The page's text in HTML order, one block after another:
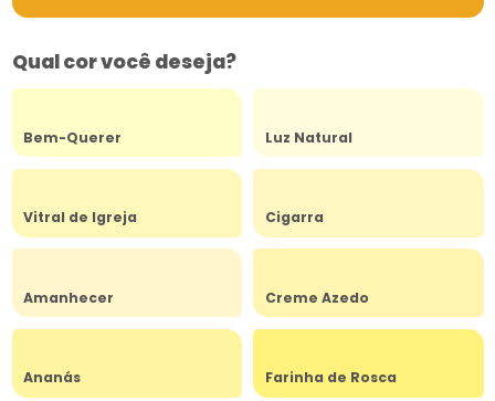
Qual cor você deseja?
Bem-Querer Luz Natural
Vitral de Igreja Cigarra
Amanhecer Creme Azedo
Ananás Farinha de Rosca